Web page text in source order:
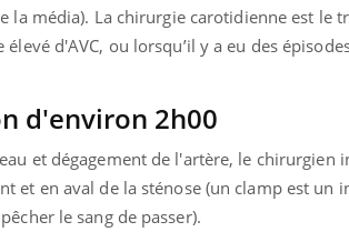
la média). La chirurgie carotidienne est le
d'AVC, ou lorsqu’il y a eu des
d'environ 2h00
et dégagement de l'artère, le chirurgien
et en aval de la sténose (un clamp est
le sang de passer).